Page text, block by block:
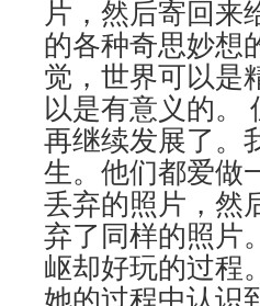
片，然后寄回来
的各种奇思妙想
觉，世界可以是
以是有意义的。
再继续发展了。
生。他们都爱做
丢弃的照片，然
弃了同样的照片
岖却好玩的过程
她的过程中认识